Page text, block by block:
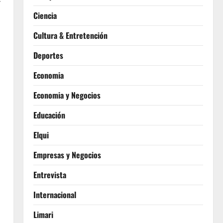
Ciencia
Cultura & Entretención
Deportes
Economia
Economia y Negocios
Educación
Elqui
Empresas y Negocios
Entrevista
Internacional
Limari